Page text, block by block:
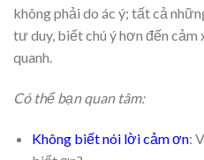
không phải do ác ý; tất cả
tư duy, biết chú ý hơn đến
quanh.
Có thể bạn quan tâm:
Không biết nói lời cảm ơn: